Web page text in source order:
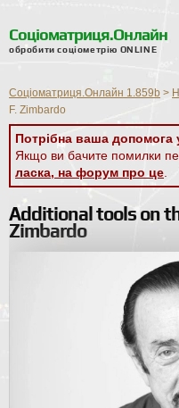
Соціоматриця.Онлайн
обробити соціометрію ONLINE
Відгуки
Довідка
Форум
Новини
Контактна інформація
Соціоматриця.Онлайн 1.859b >
F. Zimbardo
Потрібна ваша допомога
Якщо ви бачите помилки
ласка, на форум про це
Additional tools on
Zimbardo